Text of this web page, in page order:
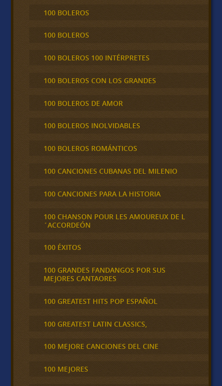
100 BOLEROS
100 BOLEROS
100 BOLEROS 100 INTÉRPRETES
100 BOLEROS CON LOS GRANDES
100 BOLEROS DE AMOR
100 BOLEROS INOLVIDABLES
100 BOLEROS ROMÁNTICOS
100 CANCIONES CUBANAS DEL MILENIO
100 CANCIONES PARA LA HISTORIA
100 CHANSON POUR LES AMOUREUX DE L
´ACCORDEÓN
100 ÉXITOS
100 GRANDES FANDANGOS POR SUS
MEJORES CANTAORES
100 GREATEST HITS POP ESPAÑOL
100 GREATEST LATIN CLASSICS,
100 MEJORE CANCIONES DEL CINE
100 MEJORES